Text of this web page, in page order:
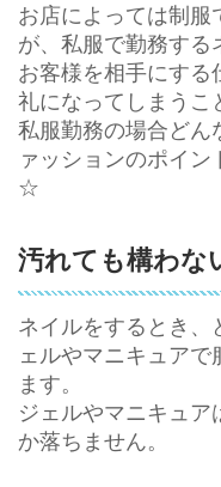
お店によっては制服
が、私服で勤務する
お客様を相手にする
礼になってしまうこ
私服勤務の場合どん
ァッションのポイ
☆
汚れても構わな
ネイルをするとき、
ェルやマニキュア
ます。
ジェルやマニキュ
か落ちません。